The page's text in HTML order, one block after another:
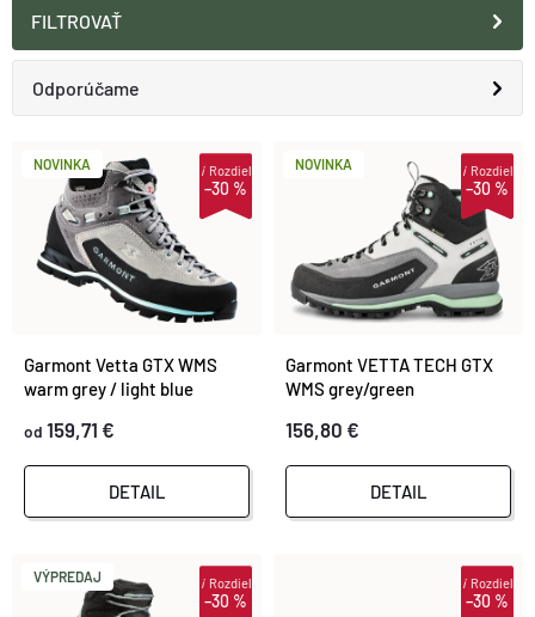
FILTROVAŤ
R
A
E
E
P
R
Odporúčame
Najdrahšie
Najpredávanejšie
V
S
P
R
O
NOVINKA
–30 %
iRozdiel
Garmont Vetta GTX WMS
warm grey / light blue
od 159,71 €
DETAIL
NOVINKA
–30 %
iRozdiel
Garmont VETTA TECH GTX
WMS grey/green
156,80 €
DETAIL
VÝPREDAJ
–30 %
iRozdiel
–30 %
iRozdiel